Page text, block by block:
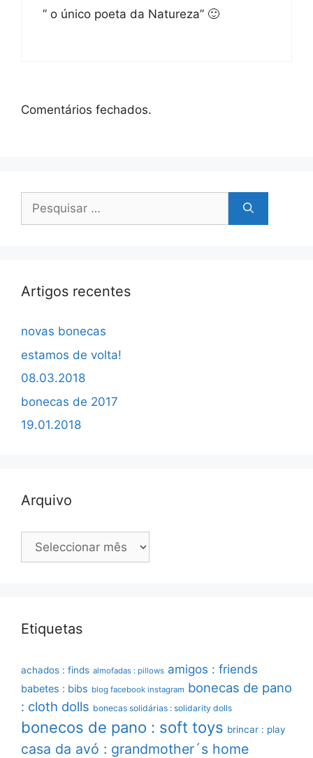
” o único poeta da Natureza” 🙂
Comentários fechados.
Pesquisar
Artigos recentes
novas bonecas
estamos de volta!
08.03.2018
bonecas de 2017
19.01.2018
Arquivo
Arquivo
Etiquetas
achados : finds almofadas : pillows amigos : friends
babetes : bibs blog facebook instagram bonecas de pano
: cloth dolls bonecas solidárias : solidarity dolls
bonecos de pano : soft toys brincar : play
casa da avó : grandmother´s home